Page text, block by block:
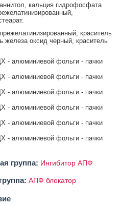
кальция гидрофосфата
краситель
железа оксид черный, краситель
- алюминиевой фольги - пачки
- алюминиевой фольги - пачки
- алюминиевой фольги - пачки
- алюминиевой фольги - пачки
- алюминиевой фольги - пачки
- алюминиевой фольги - пачки
группа: Ингибитор АПФ
АПФ блокатор